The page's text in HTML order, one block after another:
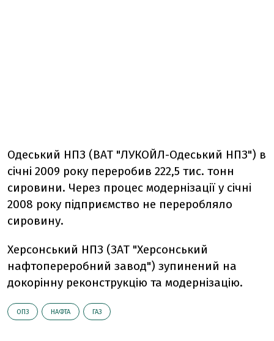
Одеський НПЗ (ВАТ "ЛУКОЙЛ-Одеський НПЗ") в
січні 2009 року переробив 222,5 тис. тонн
сировини. Через процес модернізації у січні
2008 року підприємство не переробляло
сировину.
Херсонський НПЗ (ЗАТ "Херсонський
нафтопереробний завод") зупинений на
докорінну реконструкцію та модернізацію.
ОПЗ НАФТА ГАЗ